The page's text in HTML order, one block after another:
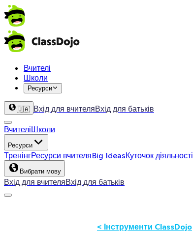
Вчителі
Школи
Ресурси
🇺🇦 Вхід для вчителяВхід для батьків
ВчителіШколи
Ресурси
ТренінгРесурси вчителяBig IdeasКуточок діяльності
Вибрати мову
Вхід для вчителяВхід для батьків
< Інструменти ClassDojo